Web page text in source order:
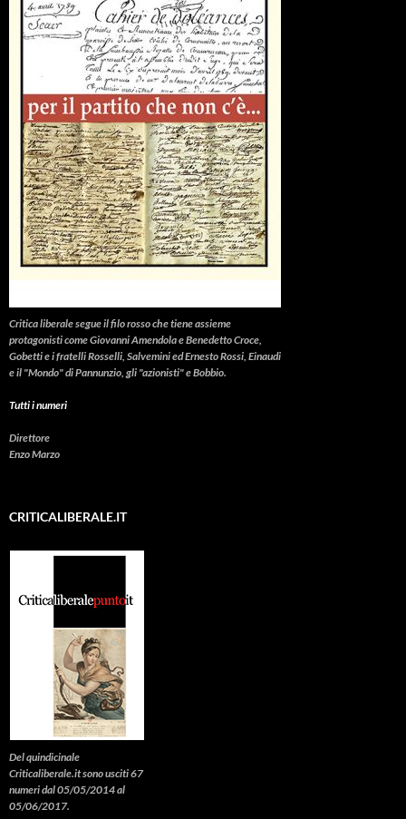
Critica liberalesegue il filo rosso che tiene assieme
protagonisti come Giovanni Amendola e Benedetto Croce,
Gobetti e i fratelli Rosselli, Salvemini ed Ernesto Rossi, Einaudi
e il "Mondo" di Pannunzio, gli "azionisti" e Bobbio.
Tutti i numeri
Direttore
Enzo Marzo
CRITICALIBERALE.IT
Del quindicinale
Criticaliberale.it sono usciti 67
numeri dal 05/05/2014 al
05/06/2017.